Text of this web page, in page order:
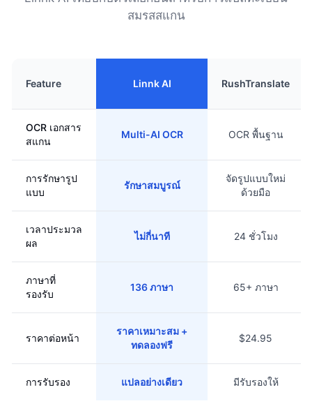
สมรสสแกน
Feature Linnk AI RushTranslate
OCR เอกสาร
สแกน
Multi-AI OCR OCR พื้นฐาน
การรักษารูป
แบบ
รักษาสมบูรณ์
จัดรูปแบบใหม่
ด้วยมือ
เวลาประมวล
ผล
ไม่กี่นาที 24 ชั่วโมง
ภาษาที่
รองรับ
136 ภาษา 65+ ภาษา
ราคาต่อหน้า
ราคาเหมาะสม +
ทดลองฟรี
$24.95
การรับรอง แปลอย่างเดียว มีรับรองให้